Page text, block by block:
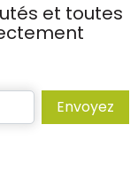
et toutes
Envoyez